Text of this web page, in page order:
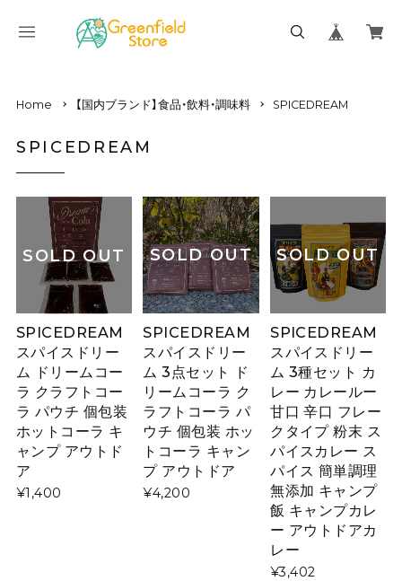
Home 【国内ブランド】食品・飲料・調味料 SPICEDREAM
SPICEDREAM
SOLD OUT
SPICEDREAM
スパイスドリー
ム ドリームコー
ラ クラフトコー
ラ パウチ 個包装
ホットコーラ キ
ャンプ アウトド
ア
¥1,400
SOLD OUT
SPICEDREAM
スパイスドリー
ム 3点セット ド
リームコーラ ク
ラフトコーラ パ
ウチ 個包装 ホッ
トコーラ キャン
プ アウトドア
¥4,200
SOLD OUT
SPICEDREAM
スパイスドリー
ム 3種セット カ
レー カレールー
甘口 辛口 フレー
クタイプ 粉末 ス
パイスカレー ス
パイス 簡単調理
無添加 キャンプ
飯 キャンプカレ
ー アウトドアカ
レー
¥3,402